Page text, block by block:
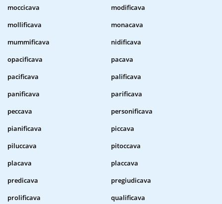
moccicava
modificava
mollificava
monacava
mummificava
nidificava
opacificava
pacava
pacificava
palificava
panificava
parificava
peccava
personificava
pianificava
piccava
piluccava
pitoccava
placava
placcava
predicava
pregiudicava
prolificava
qualificava